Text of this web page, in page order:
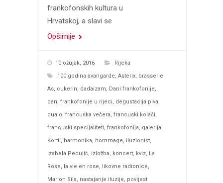
frankofonskih kultura u
Hrvatskoj, a slavi se
Opširnije
10 ožujak, 2016
Rijeka
100 godina avangarde, Asterix, brasserie
As, cukerin, dadaizam, Dani frankofonije,
dani frankofonije u rijeci, degustacija piva,
dualo, francuska večera, francuski kolači,
francuski specijaliteti, frankofonija, galerija
Kortil, harmonika, hommage, iluzionist,
Izabela Peculić, izložba, koncert, kviz, La
Rose, la vie en rose, likovne radionice,
Marion Sila, nastajanje iluzije, povijest